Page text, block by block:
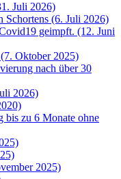
Juli 2026)
Schortens (6. Juli 2026)
geimpft. (12. Juni
Oktober 2025)
nach über 30
2026)
bis zu 6 Monate ohne
2025)